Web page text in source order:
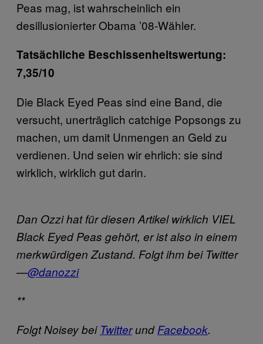
Peas mag, ist wahrscheinlich ein
desillusionierter Obama ’08-Wähler.
Tatsächliche Beschissenheitswertung:
7,35/10
Die Black Eyed Peas sind eine Band, die
versucht, unerträglich catchige Popsongs zu
machen, um damit Unmengen an Geld zu
verdienen. Und seien wir ehrlich: sie sind
wirklich, wirklich gut darin.
Dan Ozzi hat für diesen Artikel wirklich VIEL
Black Eyed Peas gehört, er ist also in einem
merkwürdigen Zustand. Folgt ihm bei Twitter
—@danozzi
**
Folgt Noisey bei TwitterundFacebook.